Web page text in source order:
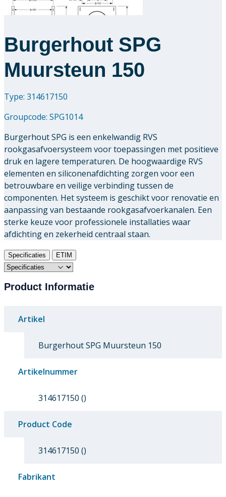
Burgerhout SPG
Muursteun 150
Type: 314617150
Groupcode: SPG1014
Burgerhout SPG is een enkelwandig RVS
rookgasafvoersysteem voor toepassingen met positieve
druk en lagere temperaturen. De hoogwaardige RVS
elementen en siliconenafdichting zorgen voor een
betrouwbare en veilige verbinding tussen de
componenten. Het systeem is geschikt voor renovatie en
aanpassing van bestaande rookgasafvoerkanalen. Een
sterke keuze voor professionele installaties waar
afdichting en zekerheid centraal staan.
Specificaties ETIM
Product Informatie
Artikel
Burgerhout SPG Muursteun 150
Artikelnummer
314617150 ()
Product Code
314617150 ()
Fabrikant